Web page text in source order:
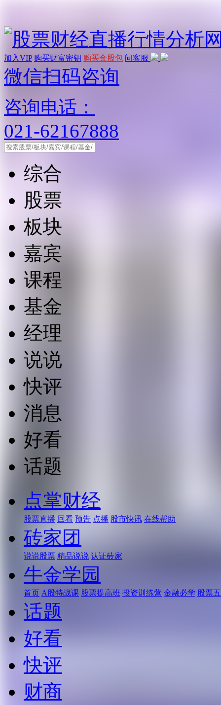
加入VIP 购买财富密钥 购买金股包 问客服
微信扫码咨询
咨询电话：
021-62167888
综合
股票
板块
嘉宾
课程
基金
经理
说说
快评
消息
好看
话题
点掌财经
股票直播 回看 预告 点播 股市快讯 在线帮助
砖家团
说说股票 精品说说 认证砖家
牛金学园
首页 A股特战课 股票提高班 投资训练营 金融必学 股票
话题
好看
快评
财商